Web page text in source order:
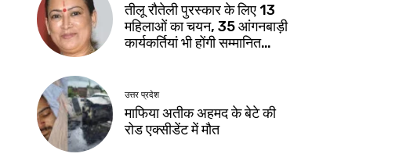
तीलू रौतेली पुरस्कार के लिए 13
महिलाओं का चयन, 35 आंगनबाड़ी
कार्यकर्तियां भी होंगी सम्मानित…
उत्तर प्रदेश
माफिया अतीक अहमद के बेटे की
रोड एक्सीडेंट में मौत